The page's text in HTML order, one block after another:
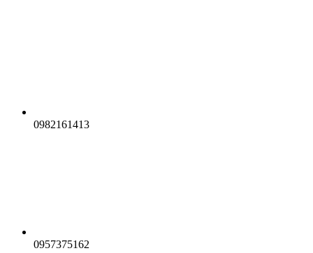
0982161413
0957375162